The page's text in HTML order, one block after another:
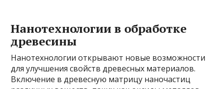
Нанотехнологии в обработке
древесины
Нанотехнологии открывают новые возможности
для улучшения свойств древесных материалов.
Включение в древесную матрицу наночастиц